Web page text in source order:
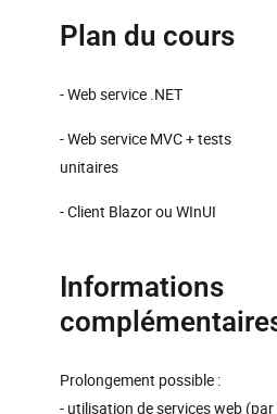
Plan du cours
- Web service .NET
- Web service MVC + tests
unitaires
- Client Blazor ou WInUI
Informations
Prolongement possible :
- utilisation de services web (par